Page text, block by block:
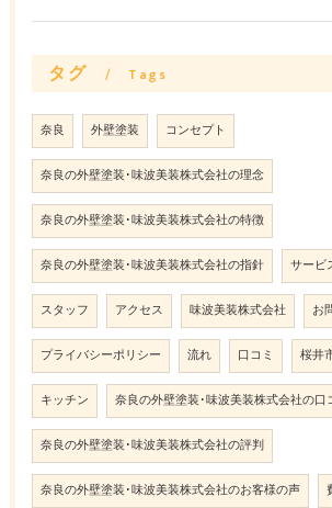
タグ Tags
奈良 外壁塗装 コンセプト
奈良の外壁塗装･味波美装株式会社の理念
奈良の外壁塗装･味波美装株式会社の特徴
奈良の外壁塗装･味波美装株式会社の指針 サービ
スタッフ アクセス 味波美装株式会社 お
プライバシーポリシー 流れ 口コミ 桜井
キッチン 奈良の外壁塗装･味波美装株式会社の口
奈良の外壁塗装･味波美装株式会社の評判
奈良の外壁塗装･味波美装株式会社のお客様の声